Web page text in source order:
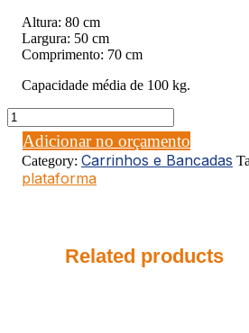
Altura: 80 cm
Largura: 50 cm
Comprimento: 70 cm
Capacidade média de 100 kg.
CARRINHO
PLATAFORMA
quantity
Adicionar no orçamento
Category: Carrinhos e Bancadas
plataforma
Related products